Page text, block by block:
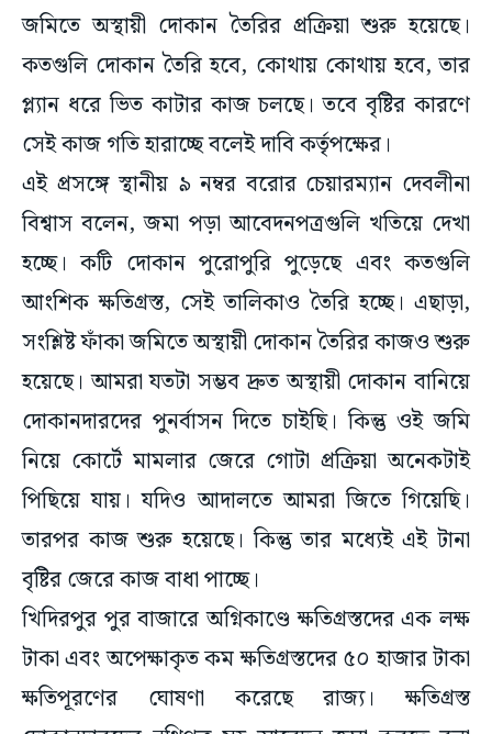
জমিতে অস্থায়ী দোকান তৈরির প্রক্রিয়া শুরু হয়েছে।
কতগুলি দোকান তৈরি হবে, কোথায় কোথায় হবে, তার
প্ল্যান ধরে ভিত কাটার কাজ চলছে। তবে বৃষ্টির কারণে
সেই কাজ গতি হারাচ্ছে বলেই দাবি কর্তৃপক্ষের।
এই প্রসঙ্গে স্থানীয় ৯ নম্বর বরোর চেয়ারম্যান দেবলীনা
বিশ্বাস বলেন, জমা পড়া আবেদনপত্রগুলি খতিয়ে দেখা
হচ্ছে। কটি দোকান পুরোপুরি পুড়েছে এবং কতগুলি
আংশিক ক্ষতিগ্রস্ত, সেই তালিকাও তৈরি হচ্ছে। এছাড়া,
সংশ্লিষ্ট ফাঁকা জমিতে অস্থায়ী দোকান তৈরির কাজও শুরু
হয়েছে। আমরা যতটা সম্ভব দ্রুত অস্থায়ী দোকান বানিয়ে
দোকানদারদের পুনর্বাসন দিতে চাইছি। কিন্তু ওই জমি
নিয়ে কোর্টে মামলার জেরে গোটা প্রক্রিয়া অনেকটাই
পিছিয়ে যায়। যদিও আদালতে আমরা জিতে গিয়েছি।
তারপর কাজ শুরু হয়েছে। কিন্তু তার মধ্যেই এই টানা
বৃষ্টির জেরে কাজ বাধা পাচ্ছে।
খিদিরপুর পুর বাজারে অগ্নিকাণ্ডে ক্ষতিগ্রস্তদের এক লক্ষ
টাকা এবং অপেক্ষাকৃত কম ক্ষতিগ্রস্তদের ৫০ হাজার টাকা
ক্ষতিপূরণের ঘোষণা করেছে রাজ্য। ক্ষতিগ্রস্ত